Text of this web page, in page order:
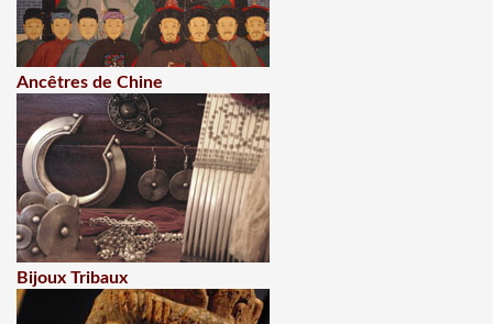
Ancêtres de Chine
Bijoux Tribaux